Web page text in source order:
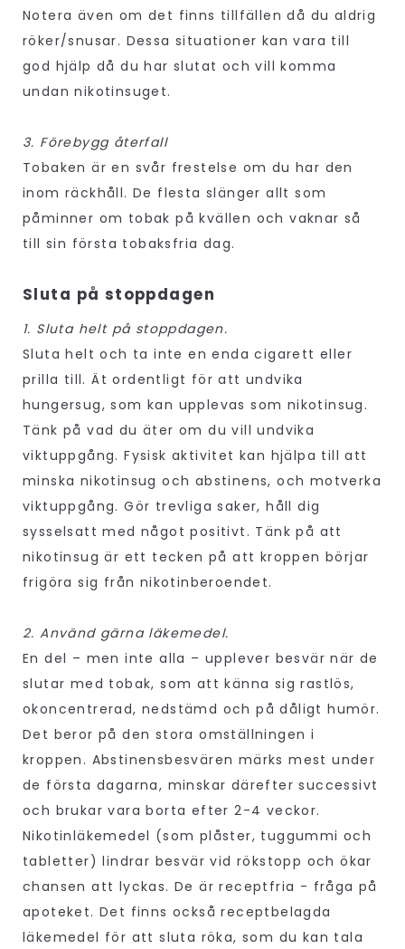
Notera även om det finns tillfällen då du aldrig
röker/snusar. Dessa situationer kan vara till
god hjälp då du har slutat och vill komma
undan nikotinsuget.
3. Förebygg återfall
Tobaken är en svår frestelse om du har den
inom räckhåll. De flesta slänger allt som
påminner om tobak på kvällen och vaknar så
till sin första tobaksfria dag.
Sluta på stoppdagen
1. Sluta helt på stoppdagen.
Sluta helt och ta inte en enda cigarett eller
prilla till. Ät ordentligt för att undvika
hungersug, som kan upplevas som nikotinsug.
Tänk på vad du äter om du vill undvika
viktuppgång. Fysisk aktivitet kan hjälpa till att
minska nikotinsug och abstinens, och motverka
viktuppgång. Gör trevliga saker, håll dig
sysselsatt med något positivt. Tänk på att
nikotinsug är ett tecken på att kroppen börjar
frigöra sig från nikotinberoendet.
2. Använd gärna läkemedel.
En del – men inte alla – upplever besvär när de
slutar med tobak, som att känna sig rastlös,
okoncentrerad, nedstämd och på dåligt humör.
Det beror på den stora omställningen i
kroppen. Abstinensbesvären märks mest under
de första dagarna, minskar därefter successivt
och brukar vara borta efter 2-4 veckor.
Nikotinläkemedel (som plåster, tuggummi och
tabletter) lindrar besvär vid rökstopp och ökar
chansen att lyckas. De är receptfria - fråga på
apoteket. Det finns också receptbelagda
läkemedel för att sluta röka, som du kan tala